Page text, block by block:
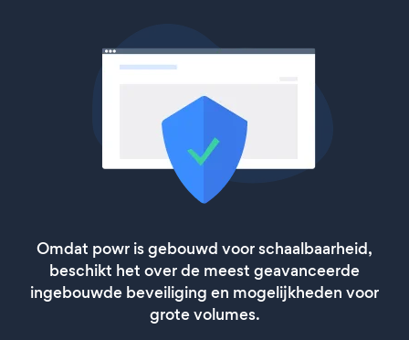
Omdat powr is gebouwd voor schaalbaarheid,
beschikt het over de meest geavanceerde
ingebouwde beveiliging en mogelijkheden voor
grote volumes.